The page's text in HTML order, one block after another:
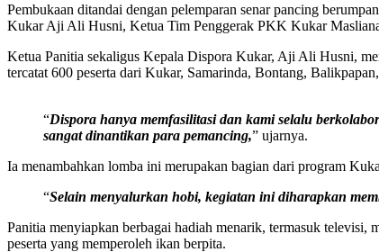
Pembukaan ditandai dengan pelemparan senar pancing
Kukar Aji Ali Husni, Ketua Tim Penggerak PKK Kukar
Ketua Panitia sekaligus Kepala Dispora Kukar, Aji Ali Husni,
tercatat 600 peserta dari Kukar, Samarinda, Bontang,
“Dispora hanya memfasilitasi dan kami selalu
sangat dinantikan para pemancing,” ujarnya.
Ia menambahkan lomba ini merupakan bagian dari program
“Selain menyalurkan hobi, kegiatan ini diharapkan
Panitia menyiapkan berbagai hadiah menarik, termasuk televisi,
peserta yang memperoleh ikan berpita.